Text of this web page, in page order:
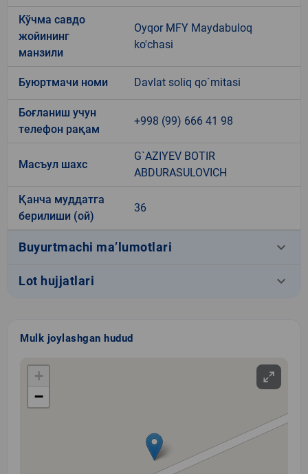
Кўчма савдо
жойининг
манзили
Oyqor MFY Maydabuloq
ko'chasi
Буюртмачи номи Davlat soliq qo`mitasi
Боғланиш учун
телефон рақам
+998 (99) 666 41 98
Масъул шахс
G`AZIYEV BOTIR
ABDURASULOVICH
Қанча муддатга
берилиши (ой)
36
Buyurtmachi ma’lumotlari keyboard_arrow_down
Lot hujjatlari keyboard_arrow_down
Mulk joylashgan hudud
+
−